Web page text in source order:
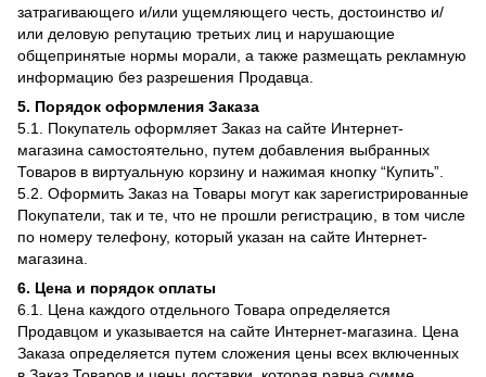
затрагивающего и/или ущемляющего честь, достоинство и/
или деловую репутацию третьих лиц и нарушающие
общепринятые нормы морали, а также размещать рекламную
информацию без разрешения Продавца.
5. Порядок оформления Заказа
5.1. Покупатель оформляет Заказ на сайте Интернет-
магазина самостоятельно, путем добавления выбранных
Товаров в виртуальную корзину и нажимая кнопку “Купить”.
5.2. Оформить Заказ на Товары могут как зарегистрированные
Покупатели, так и те, что не прошли регистрацию, в том числе
по номеру телефону, который указан на сайте Интернет-
магазина.
6. Цена и порядок оплаты
6.1. Цена каждого отдельного Товара определяется
Продавцом и указывается на сайте Интернет-магазина. Цена
Заказа определяется путем сложения цены всех включенных